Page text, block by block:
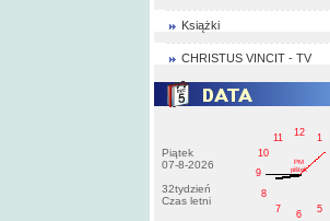
Książki
CHRISTUS VINCIT - TV
Piątek
07-8-2026
32tydzień
Czas letni
1
5
6
7
8
9
10
11
12
PM
pištek